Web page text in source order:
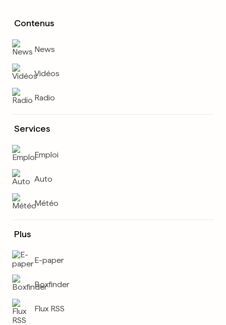
Contenus
News
Vidéos
Radio
Services
Emploi
Auto
Météo
Plus
E-paper
Boxfinder
Flux RSS